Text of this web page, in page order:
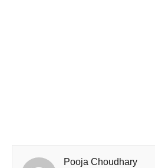
Pooja Choudhary